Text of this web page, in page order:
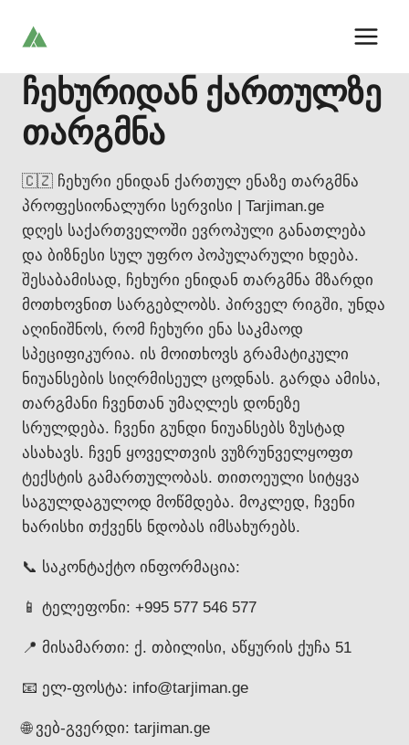
ჩეხურიდან ქართულზე
თარგმნა
🇨🇿 ჩეხური ენიდან ქართულ ენაზე თარგმნა
პროფესიონალური სერვისი | Tarjiman.ge
დღეს საქართველოში ევროპული განათლება
და ბიზნესი სულ უფრო პოპულარული ხდება.
შესაბამისად, ჩეხური ენიდან თარგმნა მზარდი
მოთხოვნით სარგებლობს. პირველ რიგში, უნდა
აღინიშნოს, რომ ჩეხური ენა საკმაოდ
სპეციფიკურია. ის მოითხოვს გრამატიკული
ნიუანსების სიღრმისეულ ცოდნას. გარდა ამისა,
თარგმანი ჩვენთან უმაღლეს დონეზე
სრულდება. ჩვენი გუნდი ნიუანსებს ზუსტად
ასახავს. ჩვენ ყოველთვის ვუზრუნველყოფთ
ტექსტის გამართულობას. თითოეული სიტყვა
საგულდაგულოდ მოწმდება. მოკლედ, ჩვენი
ხარისხი თქვენს ნდობას იმსახურებს.
📞 საკონტაქტო ინფორმაცია:
📱 ტელეფონი: +995 577 546 577
📍 მისამართი: ქ. თბილისი, აწყურის ქუჩა 51
📧 ელ-ფოსტა: info@tarjiman.ge
🌐 ვებ-გვერდი: tarjiman.ge